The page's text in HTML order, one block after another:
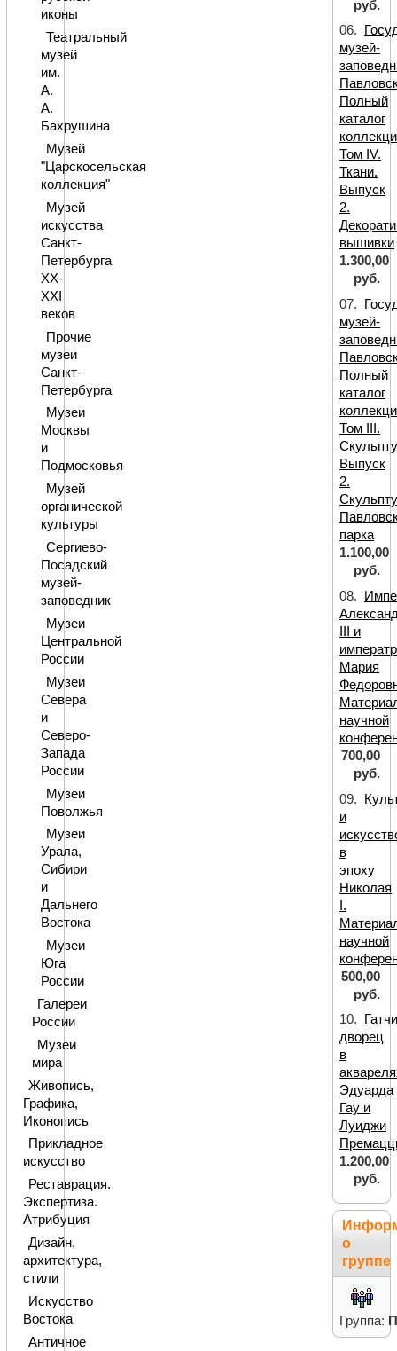
иконы
Театральный
музей
им.
А.
А.
Бахрушина
Музей
"Царскосельская
коллекция"
Музей
искусства
Санкт-
Петербурга
XX-
XXI
веков
Прочие
музеи
Санкт-
Петербурга
Музеи
Москвы
и
Подмосковья
Музей
органической
культуры
Сергиево-
Посадский
музей-
заповедник
Музеи
Центральной
России
Музеи
Севера
и
Северо-
Запада
России
Музеи
Поволжья
Музеи
Урала,
Сибири
и
Дальнего
Востока
Музеи
Юга
России
Галереи
России
Музеи
мира
Живопись,
Графика,
Иконопись
Прикладное
искусство
Реставрация.
Экспертиза.
Атрибуция
Дизайн,
архитектура,
стили
Искусство
Востока
Античное
руб.
06.
музей-
Полный
каталог
Том IV.
Ткани.
Выпуск
2.
вышивки
1.300,00
руб.
07.
музей-
Полный
каталог
Том III.
Выпуск
2.
парка
1.100,00
руб.
08.
III и
Мария
научной
700,00
руб.
09.
и
в
эпоху
Николая
I.
научной
500,00
руб.
10.
дворец
в
Эдуарда
Гау и
Луиджи
1.200,00
руб.
о
группе
Группа: